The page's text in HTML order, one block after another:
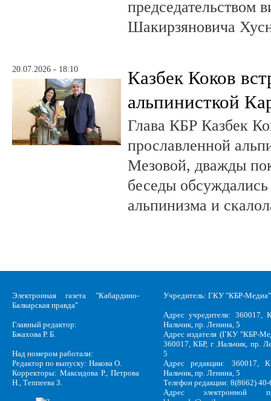
председательством
Шакирзяновича
20.07.2026 - 18:10
Казбек Коков
альпинисткой
Глава КБР Казбек
прославленной
Мезовой, дважды
беседы
альпинизма и
Электронная газета "Кабардино-
Балкарская правда"
Главный редактор:
Бжахова Р. Б.
Над номером работали:
Редактор по выпуску: Накова О.
Корректоры: Максидова Р., Петрова
Н., Теппеева З.
Учредитель: ГКУ "КБР-Медиа"
Адрес учредителя: 360017,
Нальчик, пр. Ленина, 5
Адрес издателя (ГКУ "КБР-
360017, КБР, г .Нальчик, пр.
5
Адрес редакции: 360017,
Нальчик, пр. Ленина, 5
Телефон редакции: 8(8662)
Адрес электронной